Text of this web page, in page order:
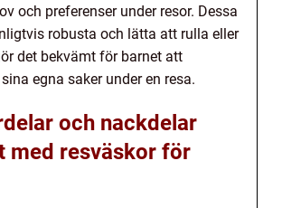
och preferenser under resor. Dessa
robusta och lätta att rulla eller
det bekvämt för barnet att
egna saker under en resa.
och nackdelar
med resväskor för